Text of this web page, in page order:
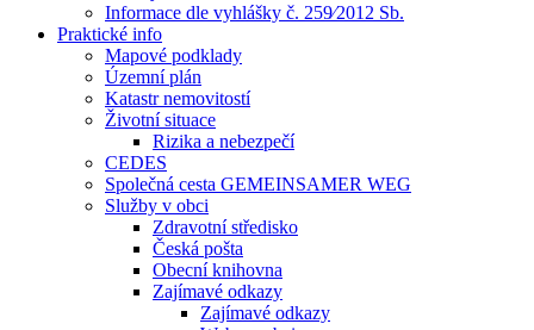
Informace dle vyhlášky č. 259⁄2012 Sb.
Praktické info
Mapové podklady
Územní plán
Katastr nemovitostí
Životní situace
Rizika a nebezpečí
CEDES
Společná cesta GEMEINSAMER WEG
Služby v obci
Zdravotní středisko
Česká pošta
Obecní knihovna
Zajímavé odkazy
Zajímavé odkazy